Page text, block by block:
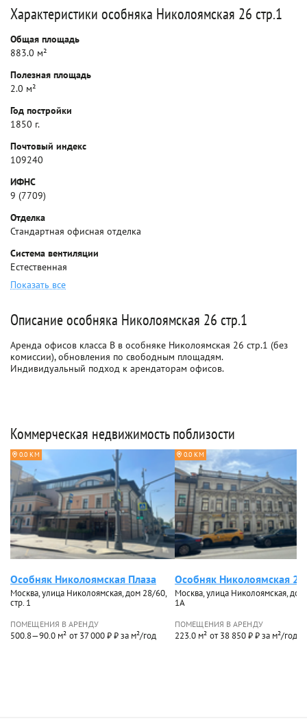
Характеристики особняка Николоямская 26 стр.1
Общая площадь
883.0 м²
Полезная площадь
2.0 м²
Год постройки
1850 г.
Почтовый индекс
109240
ИФНС
9 (7709)
Отделка
Стандартная офисная отделка
Система вентиляции
Естественная
Показать все
Описание особняка Николоямская 26 стр.1
Аренда офисов класса B в особняке Николоямская 26 стр.1 (без
комиссии), обновления по свободным площадям.
Индивидуальный подход к арендаторам офисов.
Коммерческая недвижимость поблизости
0.0 КМ
Особняк Николоямская Плаза
Москва, улица Николоямская, дом 28/60,
стр. 1
ПОМЕЩЕНИЯ В АРЕНДУ
500.8—90.0 м² от 37 000 ₽ ₽ за м²/год
0.0 КМ
Особняк Николоямская 26
Москва, улица Николоямская, дом
1А
ПОМЕЩЕНИЯ В АРЕНДУ
223.0 м² от 38 850 ₽ ₽ за м²/год